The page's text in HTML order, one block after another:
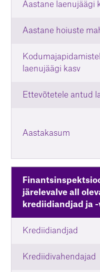
Aastane laenujäägi
Aastane hoiuste
laenujäägi kasv
Ettevõtetele antud
Aastakasum
järelevalve all
krediidiandjad ja -
Krediidiandjad
Krediidivahendajad